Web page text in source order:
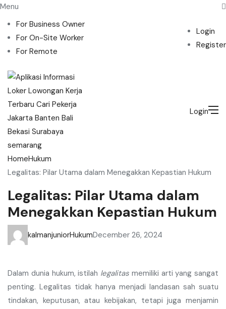
Menu
For Business Owner
For On-Site Worker
For Remote
Login
Register
Login
HomeHukum
Legalitas: Pilar Utama dalam Menegakkan Kepastian Hukum
Legalitas: Pilar Utama dalam
Menegakkan Kepastian Hukum
kalmanjuniorHukumDecember 26, 2024
Dalam dunia hukum, istilah legalitas memiliki arti yang sangat
penting. Legalitas tidak hanya menjadi landasan sah suatu
tindakan, keputusan, atau kebijakan, tetapi juga menjamin